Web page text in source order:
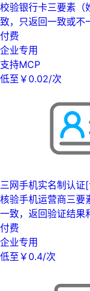
校验银行卡三要素（
致，只返回一致或不
付费
企业专用
支持MCP
低至￥0.02/次
三网手机实名制认证
核验手机运营商三要
一致，返回验证结果
付费
企业专用
低至￥0.4/次